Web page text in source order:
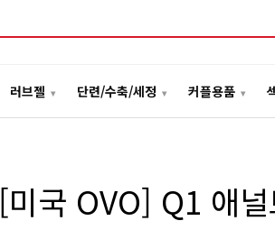
러브젤 단련/수축/세정 커플용품
[미국 OVO] Q1 애